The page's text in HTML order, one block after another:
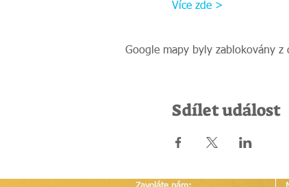
Více zde >
Google mapy byly zablokovány
Sdílet událost